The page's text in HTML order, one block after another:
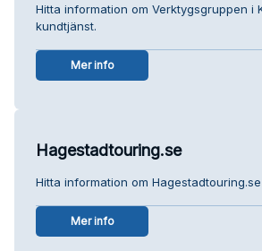
Hitta information om Verktygsgruppen i
kundtjänst.
Mer info
Hagestadtouring.se
Hitta information om
Mer info